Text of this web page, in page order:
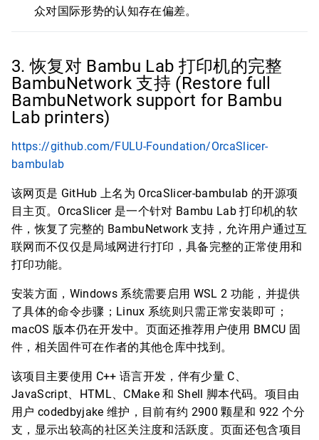
众对国际形势的认知存在偏差。
3. 恢复对 Bambu Lab 打印机的完整
BambuNetwork 支持 (Restore full
BambuNetwork support for Bambu
Lab printers)
https://github.com/FULU-Foundation/OrcaSlicer-
bambulab
该网页是 GitHub 上名为 OrcaSlicer-bambulab 的开源项
目主页。OrcaSlicer 是一个针对 Bambu Lab 打印机的软
件，恢复了完整的 BambuNetwork 支持，允许用户通过互
联网而不仅仅是局域网进行打印，具备完整的正常使用和
打印功能。
安装方面，Windows 系统需要启用 WSL 2 功能，并提供
了具体的命令步骤；Linux 系统则只需正常安装即可；
macOS 版本仍在开发中。页面还推荐用户使用 BMCU 固
件，相关固件可在作者的其他仓库中找到。
该项目主要使用 C++ 语言开发，伴有少量 C、
JavaScript、HTML、CMake 和 Shell 脚本代码。项目由
用户 codedbyjake 维护，目前有约 2900 颗星和 922 个分
支，显示出较高的社区关注度和活跃度。页面还包含项目